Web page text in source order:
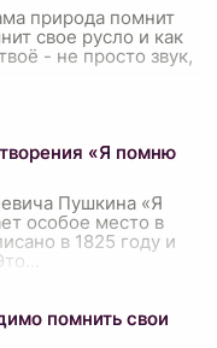
природа помнит
свое русло и как
- не просто звук,
«Я помню
Пушкина «Я
особое место в
в 1825 году и
помнить свои